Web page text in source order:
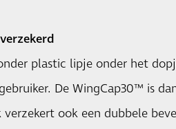
plastic lipje onder het
De WingCap30™ is
verzekert ook een dubbele